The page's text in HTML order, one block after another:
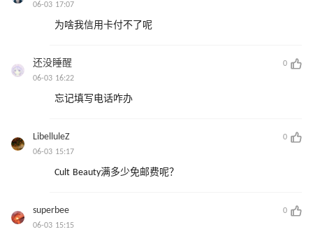
06-03 17:07
为啥我信用卡付不了呢
还没睡醒
0
06-03 16:22
忘记填写电话咋办
LibelluleZ
0
06-03 15:17
Cult Beauty满多少免邮费呢？
superbee
0
06-03 15:15